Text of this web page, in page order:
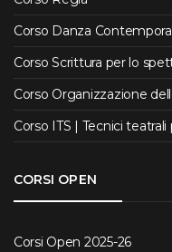
Corso Danza
Corso Scrittura per lo
Corso Organizzazione
Corso ITS | Tecnici
CORSI OPEN
Corsi Open 2025-26